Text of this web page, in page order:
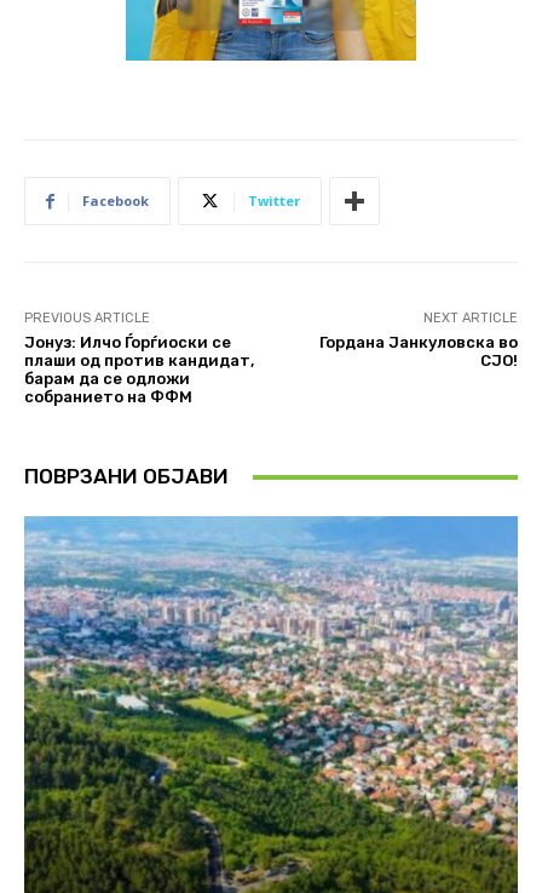
Facebook Twitter
PREVIOUS ARTICLE
Јонуз: Илчо Ѓорѓиоски се
плаши од против кандидат,
барам да се одложи
собранието на ФФМ
NEXT ARTICLE
Гордана Јанкуловска во
СЈО!
ПОВРЗАНИ ОБЈАВИ